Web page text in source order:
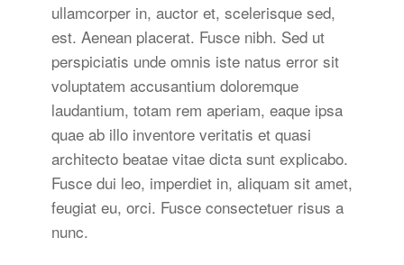
ullamcorper in, auctor et, scelerisque sed,
est. Aenean placerat. Fusce nibh. Sed ut
perspiciatis unde omnis iste natus error sit
voluptatem accusantium doloremque
laudantium, totam rem aperiam, eaque ipsa
quae ab illo inventore veritatis et quasi
architecto beatae vitae dicta sunt explicabo.
Fusce dui leo, imperdiet in, aliquam sit amet,
feugiat eu, orci. Fusce consectetuer risus a
nunc.